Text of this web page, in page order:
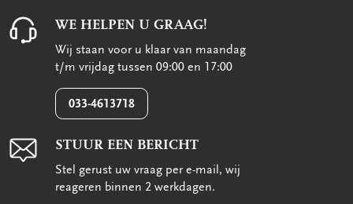
WE HELPEN U GRAAG!
Wij staan voor u klaar van maandag
t/m vrijdag tussen 09:00 en 17:00
033-4613718
STUUR EEN BERICHT
Stel gerust uw vraag per e-mail, wij
reageren binnen 2 werkdagen.